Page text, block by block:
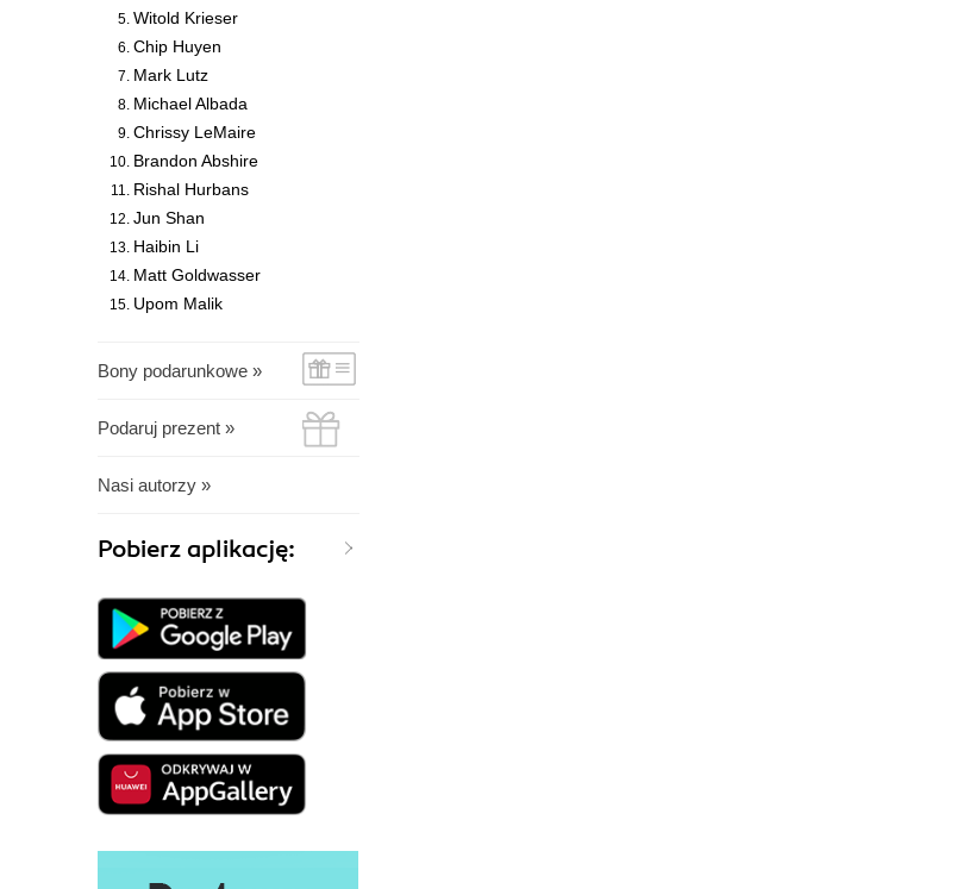
Witold Krieser
Chip Huyen
Mark Lutz
Michael Albada
Chrissy LeMaire
Brandon Abshire
Rishal Hurbans
Jun Shan
Haibin Li
Matt Goldwasser
Upom Malik
Bony podarunkowe »
Podaruj prezent »
Nasi autorzy »
Pobierz aplikację: